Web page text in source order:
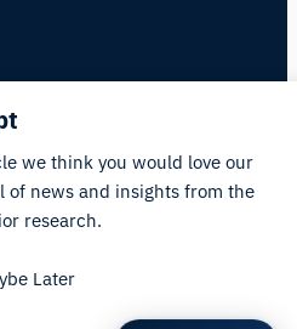
we think you would love our
news and insights from the
research.
Later